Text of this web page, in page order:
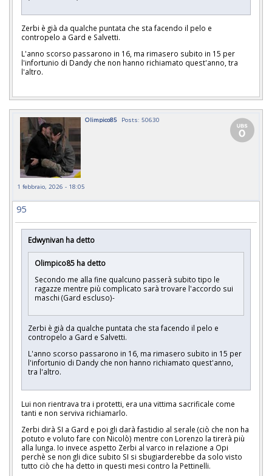
Zerbi è già da qualche puntata che sta facendo il pelo e
contropelo a Gard e Salvetti.
L'anno scorso passarono in 16, ma rimasero subito in 15 per
l'infortunio di Dandy che non hanno richiamato quest'anno, tra
l'altro.
Olimpico85 Posts: 50630
1 febbraio, 2026 - 18:05
95
Edwynivan ha detto
Olimpico85 ha detto
Secondo me alla fine qualcuno passerà subito tipo le
ragazze mentre più complicato sarà trovare l'accordo sui
maschi (Gard escluso)-
Zerbi è già da qualche puntata che sta facendo il pelo e
contropelo a Gard e Salvetti.
L'anno scorso passarono in 16, ma rimasero subito in 15 per
l'infortunio di Dandy che non hanno richiamato quest'anno,
tra l'altro.
Lui non rientrava tra i protetti, era una vittima sacrificale come
tanti e non serviva richiamarlo.
Zerbi dirà SI a Gard e poi gli darà fastidio al serale (ciò che non ha
potuto e voluto fare con Nicolò) mentre con Lorenzo la tirerà più
alla lunga. Io invece aspetto Zerbi al varco in relazione a Opi
perchè se non gli dice subito SI si sbugiarderebbe da solo visto
tutto ciò che ha detto in questi mesi contro la Pettinelli.